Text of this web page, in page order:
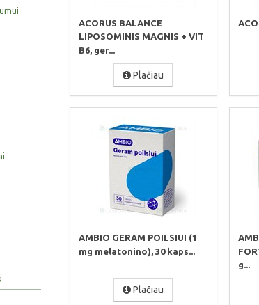
ACORUS BALANCE
LIPOSOMINIS MAGNIS + VIT
B6, ger...
Plačiau
AMBIO GERAM POILSIUI (1
mg melatonino), 30 kaps...
Plačiau
g...